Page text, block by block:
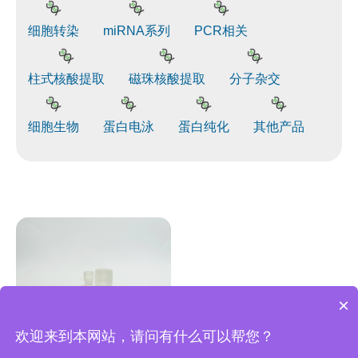
细胞转染 miRNA系列 PCR相关
柱式核酸提取 磁珠核酸提取 分子杂交
细胞生物 蛋白电泳 蛋白纯化 其他产品
BIOG PreScission
×
欢迎来到本网站，请问有什么可以帮您？